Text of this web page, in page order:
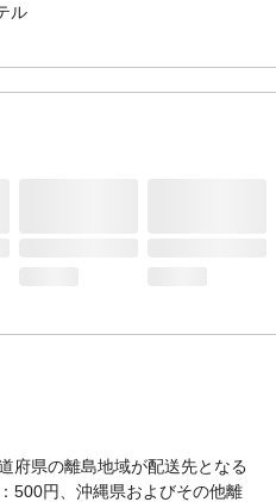
ル
府県の離島地域が配送先となる
500円、沖縄県およびその他離